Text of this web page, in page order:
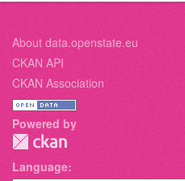
About data.openstate.eu
CKAN API
CKAN Association
Powered by
Language